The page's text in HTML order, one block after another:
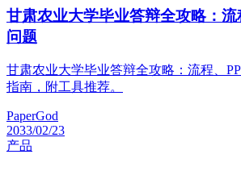
甘肃农业大学毕业答辩全攻略：
问题
甘肃农业大学毕业答辩全攻略：流程、
指南，附工具推荐。
PaperGod
2033/02/23
产品